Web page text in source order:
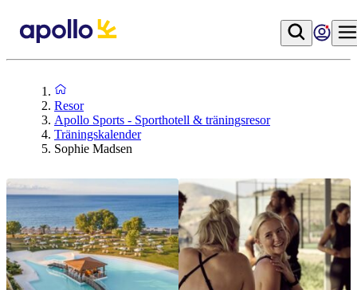
Resor
Apollo Sports - Sporthotell & träningsresor
Träningskalender
Sophie Madsen